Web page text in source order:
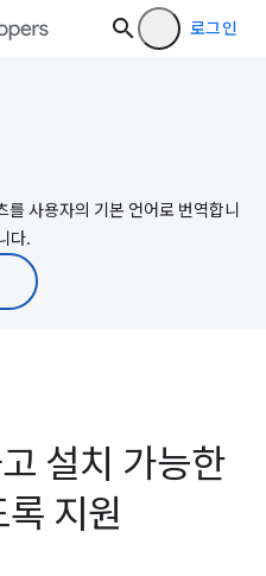
로그인
사용자의 기본 언어로 번역합니
다.
설치 가능한
지원